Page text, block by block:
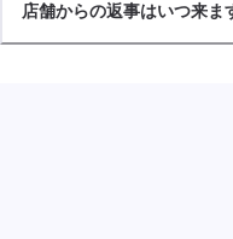
店舗からの返事はいつ来ま